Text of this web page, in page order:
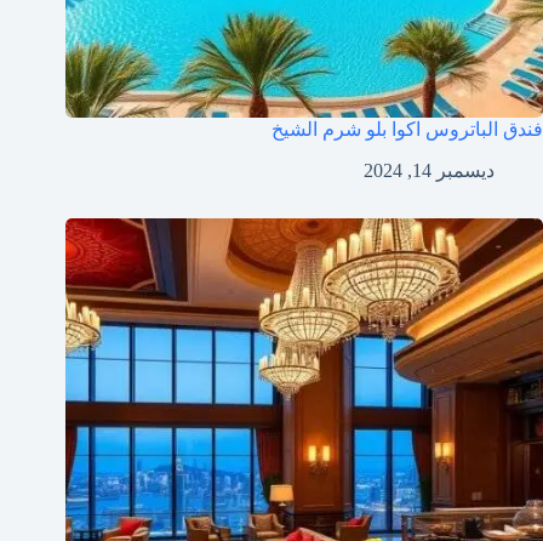
فندق الباتروس اكوا بلو شرم الشيخ
ديسمبر 14, 2024